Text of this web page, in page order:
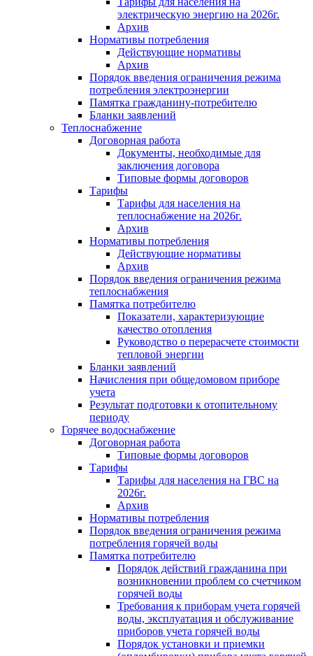
электрическую энергию на 2026г.
Архив
Нормативы потребления
Действующие нормативы
Архив
Порядок введения ограничения режима
потребления электроэнергии
Памятка гражданину-потребителю
Бланки заявлений
Теплоснабжение
Договорная работа
Документы, необходимые для
заключения договора
Типовые формы договоров
Тарифы
Тарифы для населения на
теплоснабжение на 2026г.
Архив
Нормативы потребления
Действующие нормативы
Архив
Порядок введения ограничения режима
теплоснабжения
Памятка потребителю
Показатели, характеризующие
качество отопления
Руководство о перерасчете стоимости
тепловой энергии
Бланки заявлений
Начисления при общедомовом приборе
учета
Результат подготовки к отопительному
периоду
Горячее водоснабжение
Договорная работа
Типовые формы договоров
Тарифы
Тарифы для населения на ГВС на
2026г.
Архив
Нормативы потребления
Порядок введения ограничения режима
потребления горячей воды
Памятка потребителю
Порядок действий гражданина при
возникновении проблем со счетчиком
горячей воды
Требования к приборам учета горячей
воды, эксплуатация и обслуживание
приборов учета горячей воды
Порядок установки и приемки